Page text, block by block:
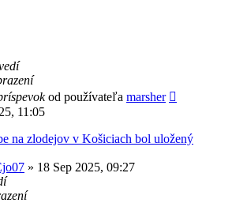
od používateľa marsher
11:05
na zlodejov v Košiciach bol uložený
» 18 Sep 2025, 09:27